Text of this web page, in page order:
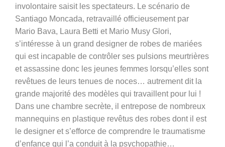
involontaire saisit les spectateurs. Le scénario de
Santiago Moncada, retravaillé officieusement par
Mario Bava, Laura Betti et Mario Musy Glori,
s’intéresse à un grand designer de robes de mariées
qui est incapable de contrôler ses pulsions meurtrières
et assassine donc les jeunes femmes lorsqu’elles sont
revêtues de leurs tenues de noces… autrement dit la
grande majorité des modèles qui travaillent pour lui !
Dans une chambre secrète, il entrepose de nombreux
mannequins en plastique revêtus des robes dont il est
le designer et s’efforce de comprendre le traumatisme
d’enfance qui l’a conduit à la psychopathie…